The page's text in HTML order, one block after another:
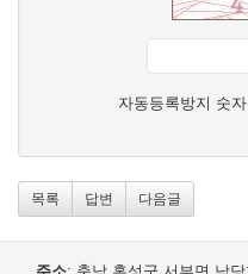
자동등록방지 숫
목록 답변 다음글